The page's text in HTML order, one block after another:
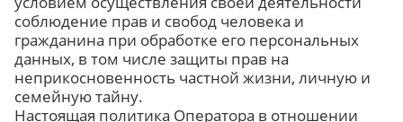
соблюдение прав и свобод человека и
гражданина при обработке его персональных
данных, в том числе защиты прав на
неприкосновенность частной жизни, личную и
семейную тайну.
Настоящая политика Оператора в отношении